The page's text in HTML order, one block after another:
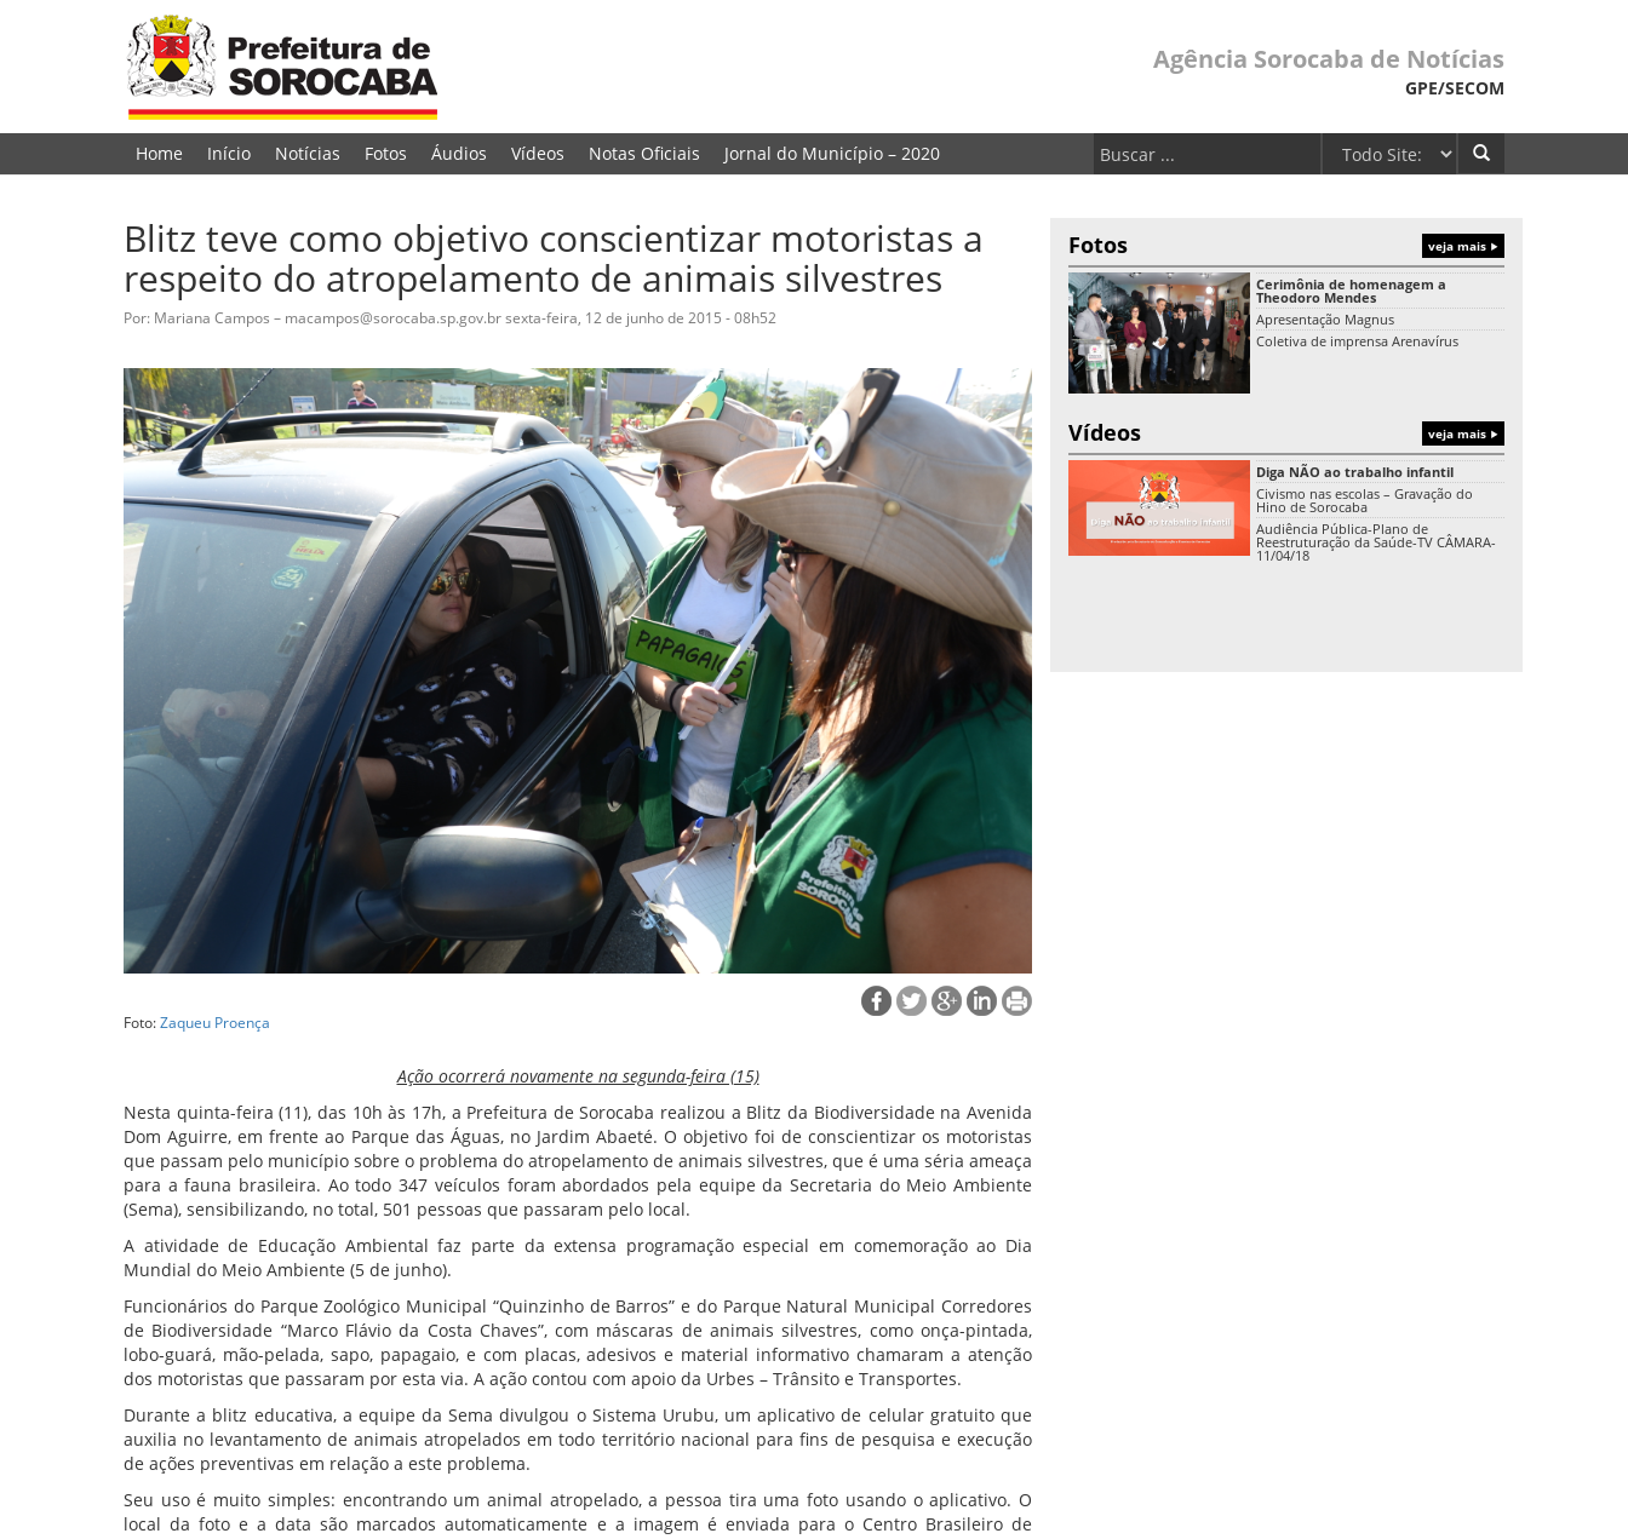
Agência Sorocaba de Notícias
GPE/SECOM
Home Início Notícias Fotos Áudios Vídeos Notas Oficiais Jornal do Município – 2020
Blitz teve como objetivo conscientizar motoristas a
respeito do atropelamento de animais silvestres
Por: Mariana Campos – macampos@sorocaba.sp.gov.brsexta-feira, 12 de junho de 2015 - 08h52
Foto:Zaqueu Proença
Ação ocorrerá novamente na segunda-feira (15)
Nesta quinta-feira (11), das 10h às 17h, a Prefeitura de Sorocaba realizou a Blitz da Biodiversidade na Avenida
Dom Aguirre, em frente ao Parque das Águas, no Jardim Abaeté. O objetivo foi de conscientizar os motoristas
que passam pelo município sobre o problema do atropelamento de animais silvestres, que é uma séria ameaça
para a fauna brasileira. Ao todo 347 veículos foram abordados pela equipe da Secretaria do Meio Ambiente
(Sema), sensibilizando, no total, 501 pessoas que passaram pelo local.
A atividade de Educação Ambiental faz parte da extensa programação especial em comemoração ao Dia
Mundial do Meio Ambiente (5 de junho).
Funcionários do Parque Zoológico Municipal “Quinzinho de Barros” e do Parque Natural Municipal Corredores
de Biodiversidade “Marco Flávio da Costa Chaves”, com máscaras de animais silvestres, como onça-pintada,
lobo-guará, mão-pelada, sapo, papagaio, e com placas, adesivos e material informativo chamaram a atenção
dos motoristas que passaram por esta via. A ação contou com apoio da Urbes – Trânsito e Transportes.
Durante a blitz educativa, a equipe da Sema divulgou o Sistema Urubu, um aplicativo de celular gratuito que
auxilia no levantamento de animais atropelados em todo território nacional para fins de pesquisa e execução
de ações preventivas em relação a este problema.
Seu uso é muito simples: encontrando um animal atropelado, a pessoa tira uma foto usando o aplicativo. O
local da foto e a data são marcados automaticamente e a imagem é enviada para o Centro Brasileiro de
Fotos veja mais
Cerimônia de homenagem a
Theodoro Mendes
Apresentação Magnus
Coletiva de imprensa Arenavírus
Vídeos veja mais
Diga NÃO ao trabalho infantil
Civismo nas escolas – Gravação do
Hino de Sorocaba
Audiência Pública-Plano de
Reestruturação da Saúde-TV CÂMARA-
11/04/18